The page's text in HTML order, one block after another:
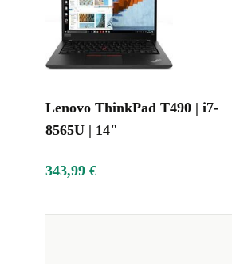
Lenovo ThinkPad T490 | i7-
8565U | 14"
343,99 €